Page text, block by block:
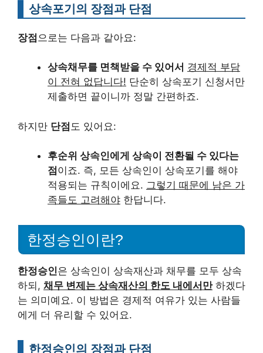
상속포기의 장점과 단점
장점 으로는 다음과 같아요:
상속채무를 면책받을 수 있어서 경제적 부담
이 전혀 없답니다! 단순히 상속포기 신청서만
제출하면 끝이니까 정말 간편하죠.
하지만 단점 도 있어요:
후순위 상속인에게 상속이 전환될 수 있다는
점 이죠. 즉, 모든 상속인이 상속포기를 해야
적용되는 규칙이에요. 그렇기 때문에 남은 가
족들도 고려해야 한답니다.
한정승인이란?
한정승인은 상속인이 상속재산과 채무를 모두 상속
하되, 채무 변제는 상속재산의 한도 내에서만하겠다
는 의미예요. 이 방법은 경제적 여유가 있는 사람들
에게 더 유리할 수 있어요.
한정승인의 장점과 단점